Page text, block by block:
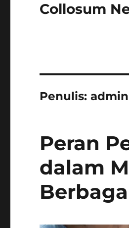
Collosum
Penulis:admin
Peran
dalam